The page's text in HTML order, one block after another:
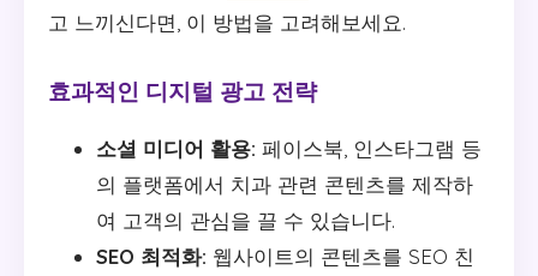
고 느끼신다면, 이 방법을 고려해보세요.
효과적인 디지털 광고 전략
소셜 미디어 활용: 페이스북, 인스타그램 등
의 플랫폼에서 치과 관련 콘텐츠를 제작하
여 고객의 관심을 끌 수 있습니다.
SEO 최적화: 웹사이트의 콘텐츠를 SEO 친